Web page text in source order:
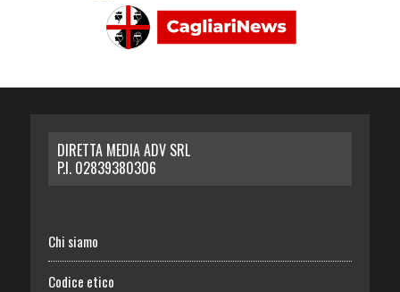
DIRETTA MEDIA ADV SRL
P.I. 02839380306
Chi siamo
Codice etico